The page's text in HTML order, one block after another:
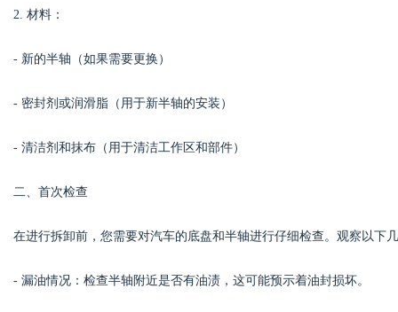
2. 材料：
- 新的半轴（如果需要更换）
- 密封剂或润滑脂（用于新半轴的安装）
- 清洁剂和抹布（用于清洁工作区和部件）
二、首次检查
在进行拆卸前，您需要对汽车的底盘和半轴进行仔细检查。观察以下
- 漏油情况：检查半轴附近是否有油渍，这可能预示着油封损坏。